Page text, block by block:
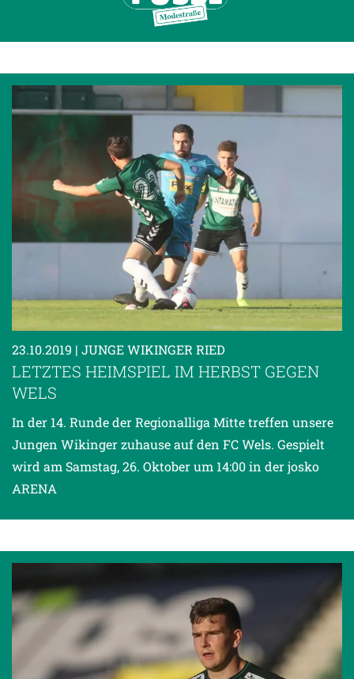
23.10.2019 | JUNGE WIKINGER RIED
LETZTES HEIMSPIEL IM HERBST GEGEN
WELS
In der 14. Runde der Regionalliga Mitte treffen unsere
Jungen Wikinger zuhause auf den FC Wels. Gespielt
wird am Samstag, 26. Oktober um 14:00 in der josko
ARENA